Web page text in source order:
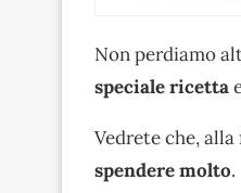
Non perdiamo
speciale ricetta
Vedrete che,
spendere molto.